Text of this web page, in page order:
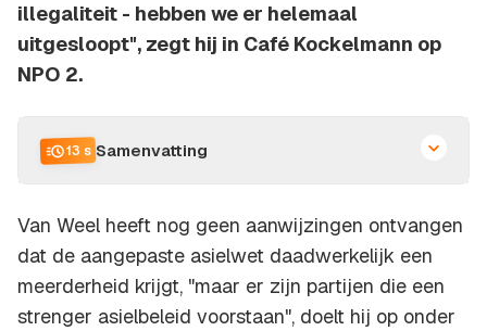
illegaliteit - hebben we er helemaal
uitgesloopt", zegt hij in Café Kockelmann op
NPO 2.
13 s Samenvatting
Van Weel heeft nog geen aanwijzingen ontvangen
dat de aangepaste asielwet daadwerkelijk een
meerderheid krijgt, "maar er zijn partijen die een
strenger asielbeleid voorstaan", doelt hij op onder